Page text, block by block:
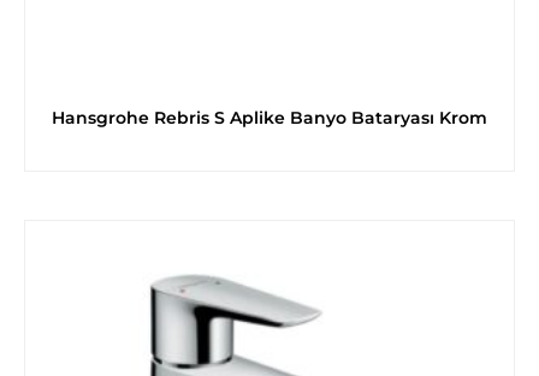
Hansgrohe Rebris S Aplike Banyo Bataryası Krom